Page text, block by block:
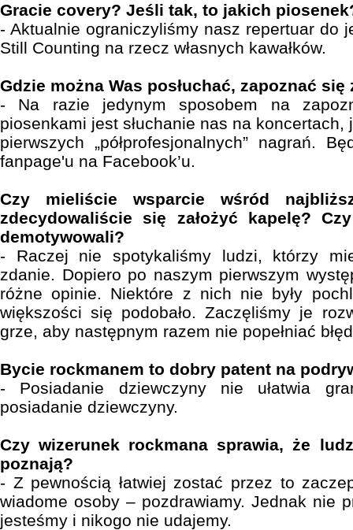
Gracie covery? Jeśli tak, to jakich
- Aktualnie ograniczyliśmy nasz repertuar do
Still Counting na rzecz własnych kawałków.
Gdzie można Was posłuchać, zapoznać
- Na razie jedynym sposobem na
piosenkami jest słuchanie nas na
pierwszych „półprofesjonalnych” nagrań.
fanpage'u na Facebook’u.
Czy mieliście wsparcie wśród
zdecydowaliście się założyć kapelę?
demotywowali?
- Raczej nie spotykaliśmy ludzi, którzy
zdanie. Dopiero po naszym pierwszym
różne opinie. Niektóre z nich nie były
większości się podobało. Zaczęliśmy je
grze, aby następnym razem nie popełniać
Bycie rockmanem to dobry patent na
- Posiadanie dziewczyny nie ułatwia
posiadanie dziewczyny.
Czy wizerunek rockmana sprawia, że
poznają?
- Z pewnością łatwiej zostać przez to
wiadome osoby – pozdrawiamy. Jednak nie
jesteśmy i nikogo nie udajemy.